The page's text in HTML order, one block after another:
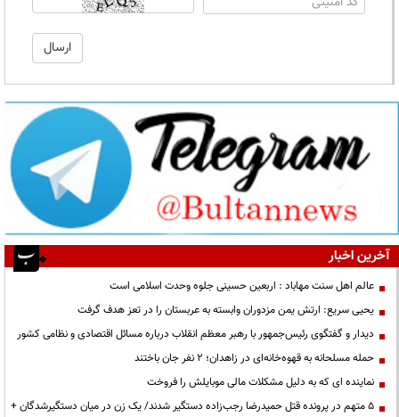
آخرین اخبار
عالم اهل سنت مهاباد : اربعین حسینی جلوه وحدت اسلامی است
یحیی سریع: ارتش یمن مزدوران وابسته به عربستان را در تعز هدف گرفت
دیدار و گفتگوی رئیس‌جمهور با رهبر معظم انقلاب درباره مسائل اقتصادی و نظامی کشور
حمله مسلحانه به قهوه‌خانه‌ای در زاهدان؛ ۲ نفر جان باختند
نماینده ای که به دلیل مشکلات مالی موبایلش را فروخت
۵ متهم در پرونده قتل حمیدرضا رجب‌زاده دستگیر شدند/ یک زن در میان دستگیرشدگان +